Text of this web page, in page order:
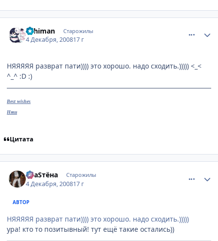
aehiman Старожилы
4 Декабря, 200817 г
НЯЯЯЯЯ разврат пати)))) это хорошо. надо сходить.))))) <_<
^_^ :D :)
Best wishes
Няш
Цитата
SлаSтёна Старожилы
4 Декабря, 200817 г
АВТОР
НЯЯЯЯЯ разврат пати)))) это хорошо. надо сходить.)))))
ура! кто то позитывный! тут ещё такие остались))